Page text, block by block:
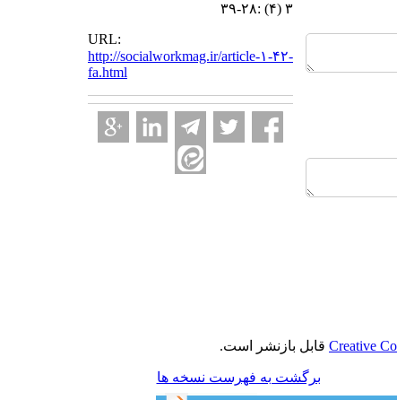
۳ (۴) :۲۸-۳۹
URL:
http://socialworkmag.ir/article-۱-۴۲-
fa.html
Creative قابل بازنشر است.
برگشت به فهرست نسخه ها